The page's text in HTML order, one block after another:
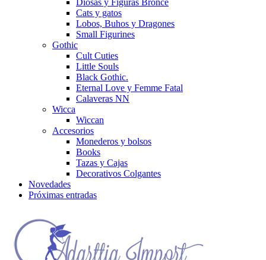
Diosas y Figuras Bronce
Cats y gatos
Lobos, Buhos y Dragones
Small Figurines
Gothic
Cult Cuties
Little Souls
Black Gothic.
Eternal Love y Femme Fatal
Calaveras NN
Wicca
Wiccan
Accesorios
Monederos y bolsos
Books
Tazas y Cajas
Decorativos Colgantes
Novedades
Próximas entradas